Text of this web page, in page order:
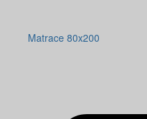
Matrace 80x200